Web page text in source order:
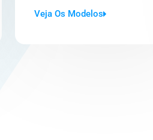
Veja Os Modelos